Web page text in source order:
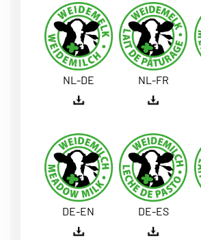
NL-DE NL-FR
DE-EN DE-ES